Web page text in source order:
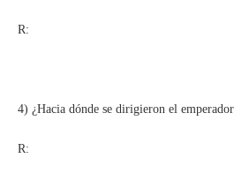
R:
4) ¿Hacia dónde se dirigieron el
R: